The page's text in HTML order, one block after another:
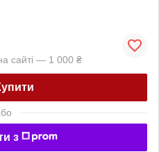
сайті — 1 000 ₴
з